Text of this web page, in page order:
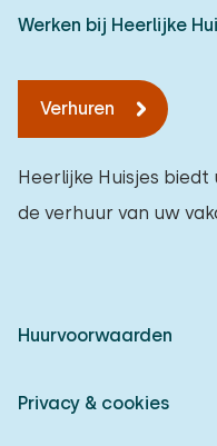
Werken bij Heerlijke
Verhuren
Heerlijke Huisjes
de verhuur van uw
Huurvoorwaarden
Privacy & cookies